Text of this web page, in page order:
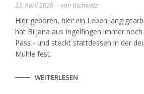
23. April 2026 von Gschwätz
Hier geboren, hier ein Leben lang
hat Biljana aus Ingelfingen immer
Pass - und steckt stattdessen in der
Mühle fest.
WEITERLESEN